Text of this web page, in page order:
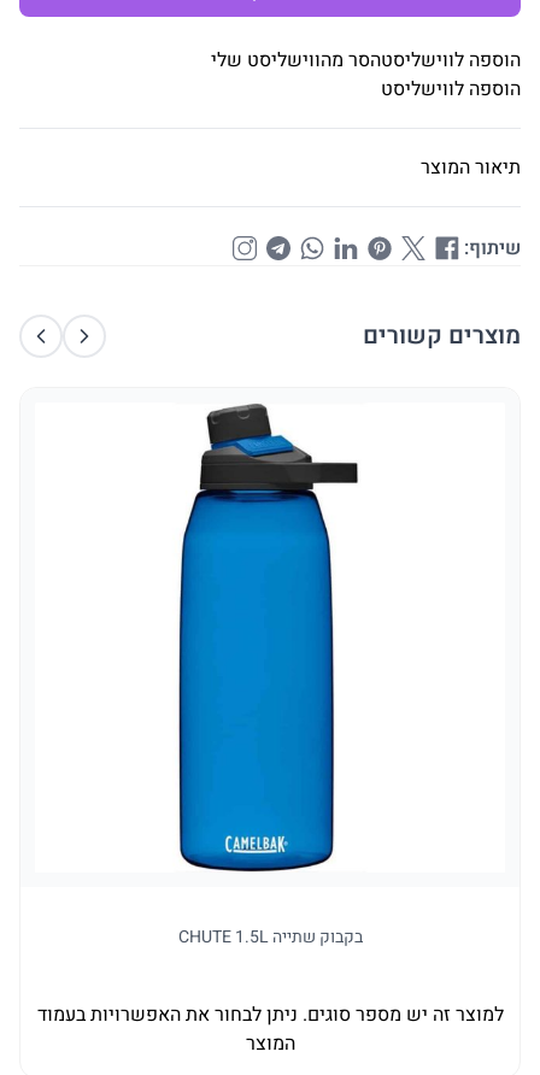
הוספה לווישליסטהסר מהווישליסט שלי
הוספה לווישליסט
תיאור המוצר
שיתוף:
מוצרים קשורים
בקבוק שתייה CHUTE 1.5L
למוצר זה יש מספר סוגים. ניתן לבחור את האפשרויות בעמוד
המוצר